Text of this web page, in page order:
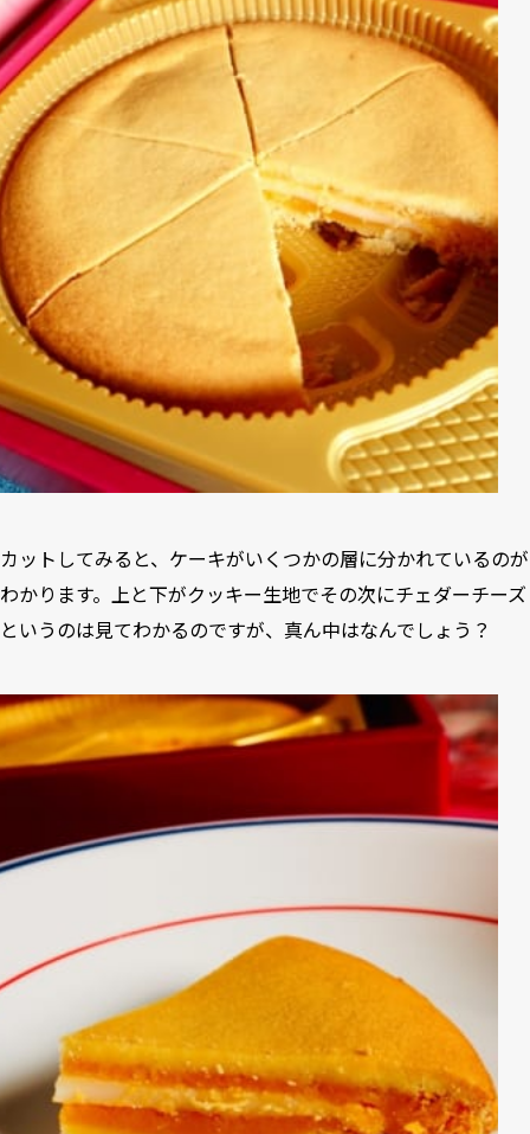
カットしてみると、ケーキがいくつかの層に分かれているのが
わかります。上と下がクッキー生地でその次にチェダーチーズ
というのは見てわかるのですが、真ん中はなんでしょう？